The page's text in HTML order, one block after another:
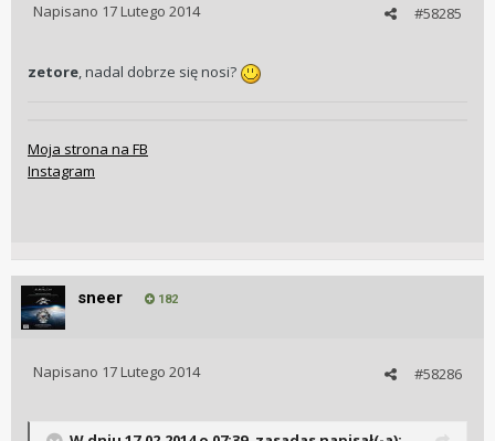
#58285
Napisano 17 Lutego 2014
zetore, nadal dobrze się nosi?
Moja strona na FB
Instagram
sneer 182
#58286
Napisano 17 Lutego 2014